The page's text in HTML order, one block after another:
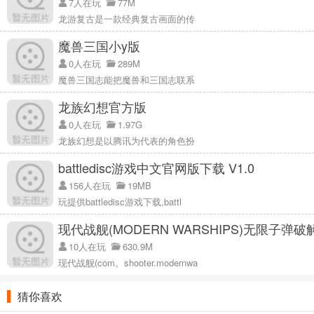
3.各种车辆，各种道路，各种挑战，等着你去进行挑战，不同的关卡有
螺旋道路游戏玩家评测：
这是一款非常好玩的模拟驾驶游戏，你的目的就是将车辆按照螺旋道
在不同的游戏关卡中你需要不断的进行各种游戏操作和技巧控制，这
楼上的各位都是弟弟，你能稳定的控制好你的所有目标格式吗，不能
龙游复古是一款经典复古画面的传
魔兽三国小y版
0人在玩
289M
魔兽三国志能把魔兽和三国志联系
龙族幻想官方版
0人在玩
1.97G
龙族幻想是以腾讯为代表的角色扮
battledisc游戏中文官网版下载 V1.0
156人在玩
19MB
玩提供battledisc游戏下载,battl
现代战舰(MODERN WARSHIPS)无限子弹破
10人在玩
630.9M
现代战舰(com。shooter.modernwa
猜你喜欢